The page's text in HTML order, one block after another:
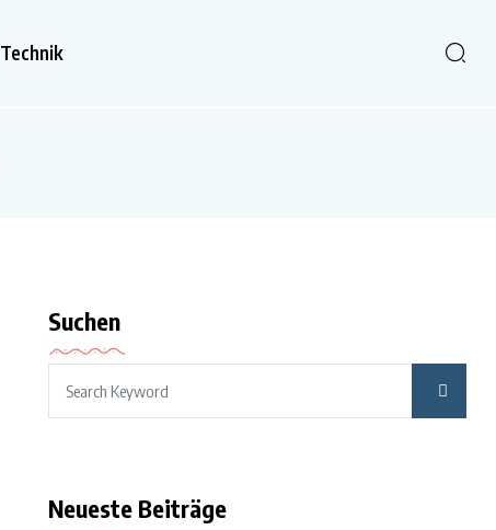
Technik
Suchen
Neueste Beiträge